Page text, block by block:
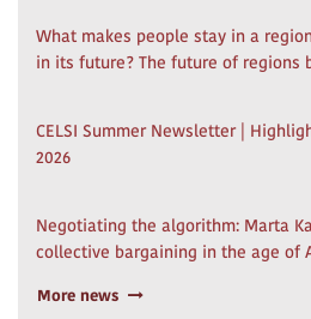
What makes people stay in a
in its future? The future of regions
CELSI Summer Newsletter |
2026
Negotiating the algorithm: Marta
collective bargaining in the age of
More news